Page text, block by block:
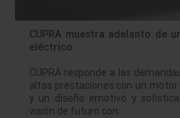
CUPRA muestra adelanto de
eléctrico
CUPRA responde a las
altas prestaciones con un
y un diseño emotivo y
visión de futuro con…